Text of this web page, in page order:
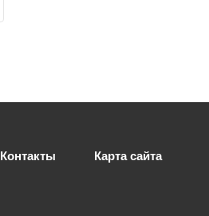
Контакты Карта сайта